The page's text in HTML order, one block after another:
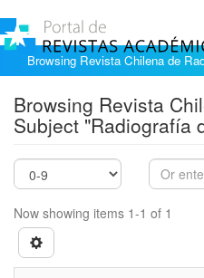
Browsing Revista Chilena de
Browsing Revista
Subject "Radiografía
Now showing items 1-1 of 1